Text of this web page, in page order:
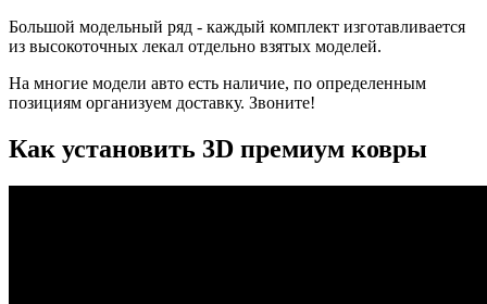
Большой модельный ряд - каждый комплект изготавливается
из высокоточных лекал отдельно взятых моделей.
На многие модели авто есть наличие, по определенным
позициям организуем доставку. Звоните!
Как установить 3D премиум ковры